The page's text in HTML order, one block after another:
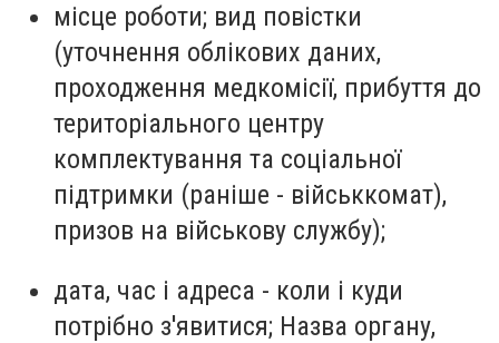
місце роботи; вид повістки
(уточнення облікових даних,
проходження медкомісії, прибуття до
територіального центру
комплектування та соціальної
підтримки (раніше - військкомат),
призов на військову службу);
дата, час і адреса - коли і куди
потрібно з'явитися; Назва органу,